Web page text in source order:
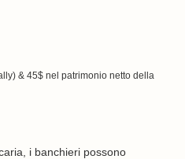
& 45$ nel patrimonio netto della
i banchieri possono